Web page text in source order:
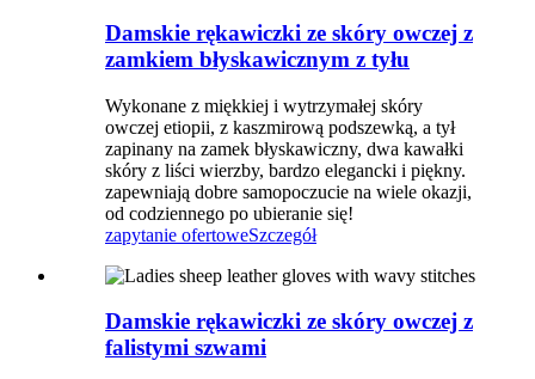
Damskie rękawiczki ze skóry owczej z
zamkiem błyskawicznym z tyłu
Wykonane z miękkiej i wytrzymałej skóry
owczej etiopii, z kaszmirową podszewką, a tył
zapinany na zamek błyskawiczny, dwa kawałki
skóry z liści wierzby, bardzo elegancki i piękny.
zapewniają dobre samopoczucie na wiele okazji,
od codziennego po ubieranie się!
zapytanie ofertoweSzczegół
Damskie rękawiczki ze skóry owczej z
falistymi szwami